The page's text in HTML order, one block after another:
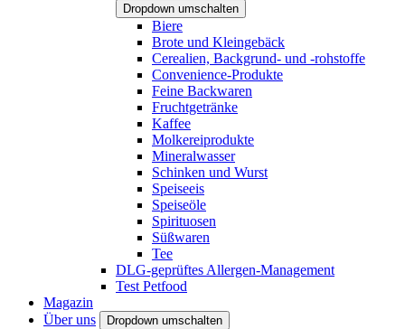
Dropdown umschalten
Biere
Brote und Kleingebäck
Cerealien, Backgrund- und -rohstoffe
Convenience-Produkte
Feine Backwaren
Fruchtgetränke
Kaffee
Molkereiprodukte
Mineralwasser
Schinken und Wurst
Speiseeis
Speiseöle
Spirituosen
Süßwaren
Tee
DLG-geprüftes Allergen-Management
Test Petfood
Magazin
Über uns
Dropdown umschalten